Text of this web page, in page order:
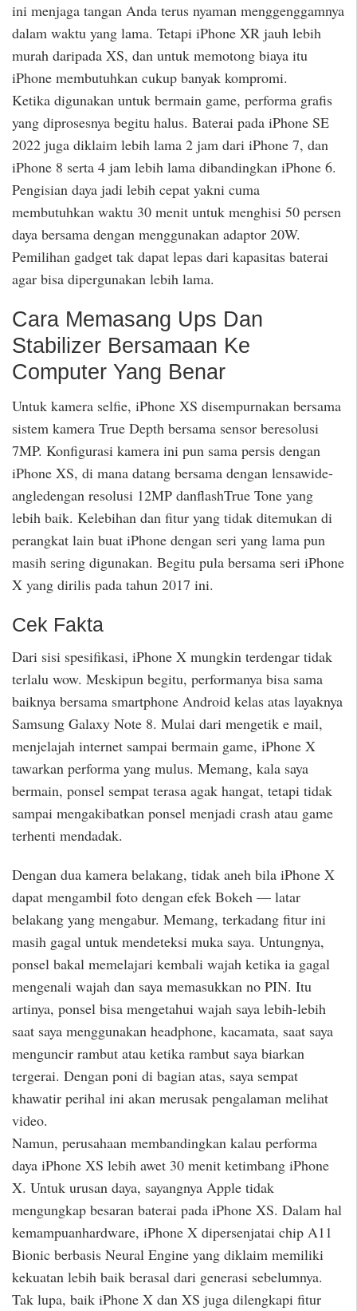
ini menjaga tangan Anda terus nyaman menggenggamnya
dalam waktu yang lama. Tetapi iPhone XR jauh lebih
murah daripada XS, dan untuk memotong biaya itu
iPhone membutuhkan cukup banyak kompromi.
Ketika digunakan untuk bermain game, performa grafis
yang diprosesnya begitu halus. Baterai pada iPhone SE
2022 juga diklaim lebih lama 2 jam dari iPhone 7, dan
iPhone 8 serta 4 jam lebih lama dibandingkan iPhone 6.
Pengisian daya jadi lebih cepat yakni cuma
membutuhkan waktu 30 menit untuk menghisi 50 persen
daya bersama dengan menggunakan adaptor 20W.
Pemilihan gadget tak dapat lepas dari kapasitas baterai
agar bisa dipergunakan lebih lama.
Cara Memasang Ups Dan
Stabilizer Bersamaan Ke
Computer Yang Benar
Untuk kamera selfie, iPhone XS disempurnakan bersama
sistem kamera True Depth bersama sensor beresolusi
7MP. Konfigurasi kamera ini pun sama persis dengan
iPhone XS, di mana datang bersama dengan lensawide-
angledengan resolusi 12MP danflashTrue Tone yang
lebih baik. Kelebihan dan fitur yang tidak ditemukan di
perangkat lain buat iPhone dengan seri yang lama pun
masih sering digunakan. Begitu pula bersama seri iPhone
X yang dirilis pada tahun 2017 ini.
Cek Fakta
Dari sisi spesifikasi, iPhone X mungkin terdengar tidak
terlalu wow. Meskipun begitu, performanya bisa sama
baiknya bersama smartphone Android kelas atas layaknya
Samsung Galaxy Note 8. Mulai dari mengetik e mail,
menjelajah internet sampai bermain game, iPhone X
tawarkan performa yang mulus. Memang, kala saya
bermain, ponsel sempat terasa agak hangat, tetapi tidak
sampai mengakibatkan ponsel menjadi crash atau game
terhenti mendadak.
Dengan dua kamera belakang, tidak aneh bila iPhone X
dapat mengambil foto dengan efek Bokeh — latar
belakang yang mengabur. Memang, terkadang fitur ini
masih gagal untuk mendeteksi muka saya. Untungnya,
ponsel bakal memelajari kembali wajah ketika ia gagal
mengenali wajah dan saya memasukkan no PIN. Itu
artinya, ponsel bisa mengetahui wajah saya lebih-lebih
saat saya menggunakan headphone, kacamata, saat saya
menguncir rambut atau ketika rambut saya biarkan
tergerai. Dengan poni di bagian atas, saya sempat
khawatir perihal ini akan merusak pengalaman melihat
video.
Namun, perusahaan membandingkan kalau performa
daya iPhone XS lebih awet 30 menit ketimbang iPhone
X. Untuk urusan daya, sayangnya Apple tidak
mengungkap besaran baterai pada iPhone XS. Dalam hal
kemampuanhardware, iPhone X dipersenjatai chip A11
Bionic berbasis Neural Engine yang diklaim memiliki
kekuatan lebih baik berasal dari generasi sebelumnya.
Tak lupa, baik iPhone X dan XS juga dilengkapi fitur